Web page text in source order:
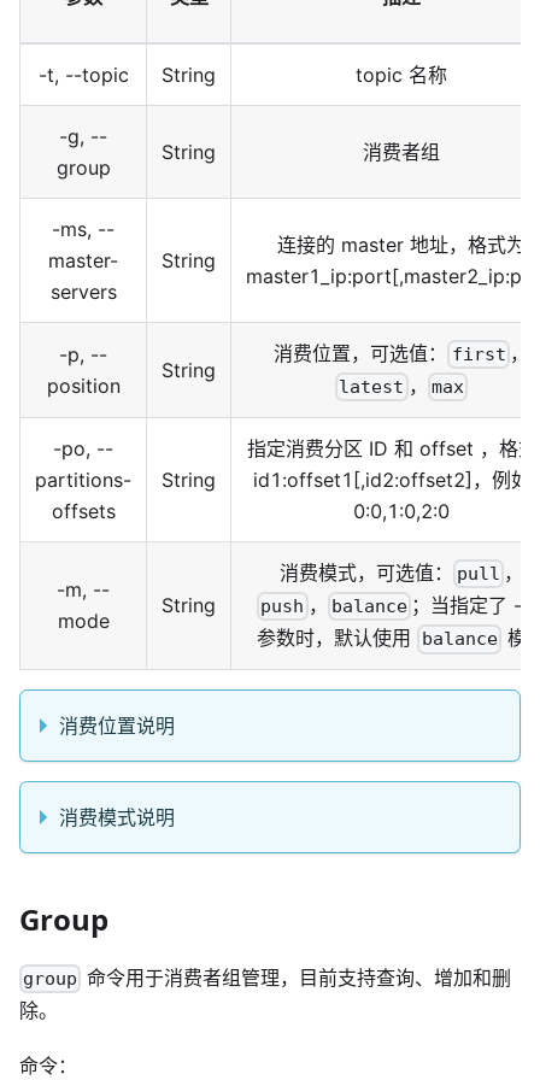
-t, --topic String topic 名称
-g, --
group
String 消费者组
-ms, --
master-
servers
String
连接的 master 地址，格式为
master1_ip:port[
-p, --
position
String
消费位置，可选值： first ，
latest ， max
-po, --
partitions-
offsets
String
指定消费分区 ID 和 offset ，格
id1:offset1 [,id2:offset2] ，例如
0:0,1:0,2:0
-m, --
mode
String
消费模式，可选值： pull ，
push ， balance ；当指定了 -
参数时，默认使用
balance 模
消费位置说明
消费模式说明
Group
group 命令用于消费者组管理，目前支持查询、增加和删
除。
命令：